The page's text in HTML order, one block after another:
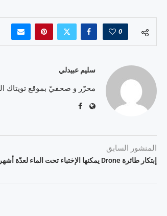
0
سليم عبيدلي
محرّر و صحفيّ بموقع تويتاك
المنشور السابق
إبتكار طائرة Drone يمكنها الإختباء تحت الماء لعدّة أشهر !